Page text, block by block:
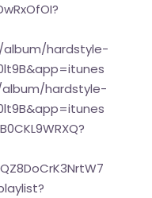
hardstyle-
hardstyle-